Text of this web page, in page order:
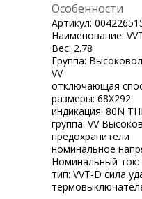
Особенности
Артикул:
Наименование:
Вес: 2.78
Группа:
VV
отключающая
размеры: 68X292
индикация: 80N
группа: VV
предохранители
номинальное
Номинальный ток:
тип: VVT-D сила